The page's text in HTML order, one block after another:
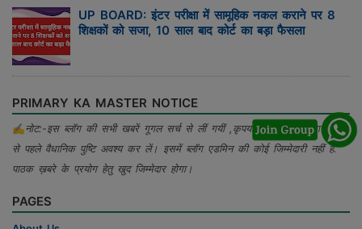
UP BOARD: इंटर परीक्षा में सामूहिक नकल कराने पर 8
शिक्षकों को सजा, 10 साल बाद कोर्ट का बड़ा फैसला
PRIMARY KA MASTER NOTICE
✍ नोट:-इस ब्लॉग की सभी खबरें गूगल सर्च से लीं गयीं ,कृपया खबर का प्रयोग करने
से पहले वैधानिक पुष्टि अवश्य कर लें। इसमें ब्लॉग एडमिन की कोई जिम्मेदारी नहीं है.
पाठक ख़बरे के प्रयोग हेतु खुद जिम्मेदार होगा।
PAGES